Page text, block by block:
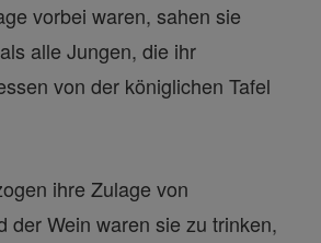
vorbei waren, sahen sie
alle Jungen, die ihr
von der königlichen Tafel
ihre Zulage von
der Wein waren sie zu trinken,